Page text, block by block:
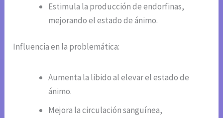
Estimula la producción de endorfinas,
mejorando el estado de ánimo.
Influencia en la problemática:
Aumenta la libido al elevar el estado de
ánimo.
Mejora la circulación sanguínea,